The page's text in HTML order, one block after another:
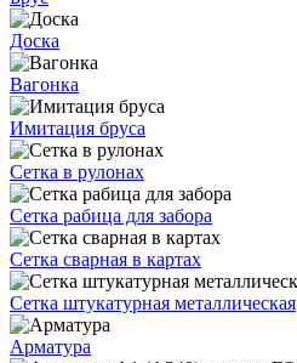
Доска
Вагонка
Имитация бруса
Сетка в рулонах
Сетка рабица для забора
Сетка сварная в картах
Сетка штукатурная металлическая
Арматура